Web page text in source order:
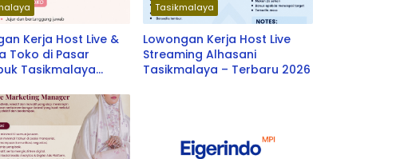
Kerja Host Live &
Toko di Pasar
Tasikmalaya
Tasikmalaya
Lowongan Kerja Host Live
Streaming Alhasani
Tasikmalaya – Terbaru 2026